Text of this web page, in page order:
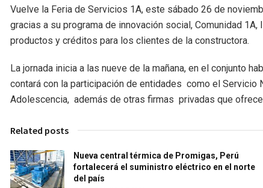
Vuelve la Feria de Servicios 1A, este sábado 26 de
gracias a su programa de innovación social, Comunidad
productos y créditos para los clientes de la constructora.
La jornada inicia a las nueve de la mañana, en el conjunto
contará con la participación de entidades como el Servicio
Adolescencia, además de otras firmas privadas que
Related posts
Nueva central térmica de Promigas, Perú
fortalecerá el suministro eléctrico en el norte
del país